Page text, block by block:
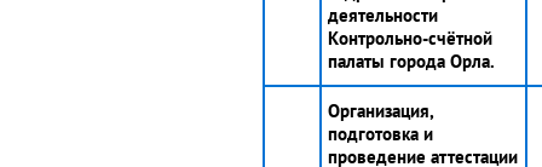
деятельности
Контрольно-счётной
палаты города Орла.
Организация,
подготовка и
проведение аттестации